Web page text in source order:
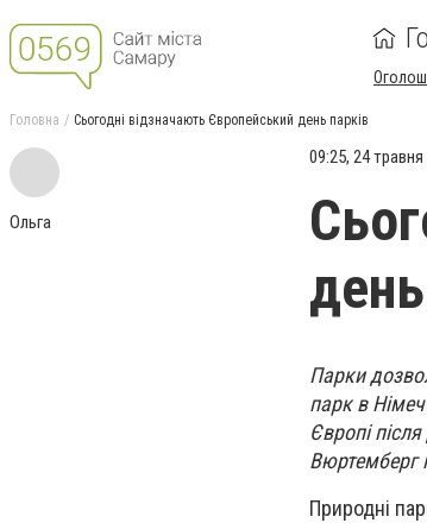
Головна Сьогодні відзначають Європейський день парків
Ольга
09:25, 24 травня
Парки
парк в
Європі
Вюртемберг
Природні